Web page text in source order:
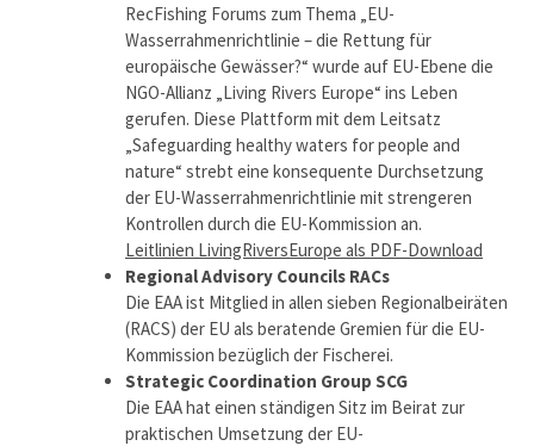
RecFishing Forums zum Thema „EU-
Wasserrahmenrichtlinie – die Rettung für
europäische Gewässer?“ wurde auf EU-Ebene die
NGO-Allianz „Living Rivers Europe“ ins Leben
gerufen. Diese Plattform mit dem Leitsatz
„Safeguarding healthy waters for people and
nature“ strebt eine konsequente Durchsetzung
der EU-Wasserrahmenrichtlinie mit strengeren
Kontrollen durch die EU-Kommission an.
Leitlinien LivingRiversEurope als PDF-Download
Regional Advisory Councils RACs
Die EAA ist Mitglied in allen sieben Regionalbeiräten
(RACS) der EU als beratende Gremien für die EU-
Kommission bezüglich der Fischerei.
Strategic Coordination Group SCG
Die EAA hat einen ständigen Sitz im Beirat zur
praktischen Umsetzung der EU-